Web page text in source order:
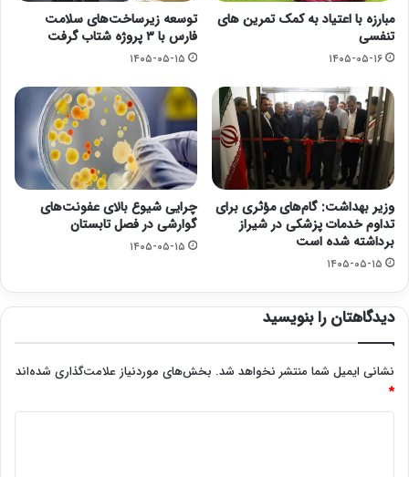
مبارزه با اعتیاد به کمک تمرین های
تنفسی
۱۴۰۵-۰۵-۱۶
توسعه زیرساخت‌های سلامت
فارس با ۳ پروژه شتاب گرفت
۱۴۰۵-۰۵-۱۵
وزیر بهداشت: گام‌های مؤثری برای
تداوم خدمات پزشکی در شیراز
برداشته شده است
۱۴۰۵-۰۵-۱۵
چرایی شیوع بالای عفونت‌های
گوارشی در فصل تابستان
۱۴۰۵-۰۵-۱۵
دیدگاهتان را بنویسید
نشانی ایمیل شما منتشر نخواهد شد. بخش‌های موردنیاز علامت‌گذاری شده‌اند
*